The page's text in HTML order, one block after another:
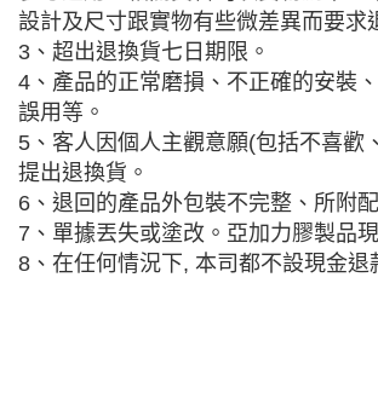
設計及尺寸跟實物有些微差異而要求
3、超出退換貨七日期限。
4、產品的正常磨損、不正確的安裝
誤用等。
5、客人因個人主觀意願(包括不喜歡
提出退換貨。
6、退回的產品外包裝不完整、所附
7、單據丟失或塗改。亞加力膠製品
8、在任何情況下, 本司都不設現金退